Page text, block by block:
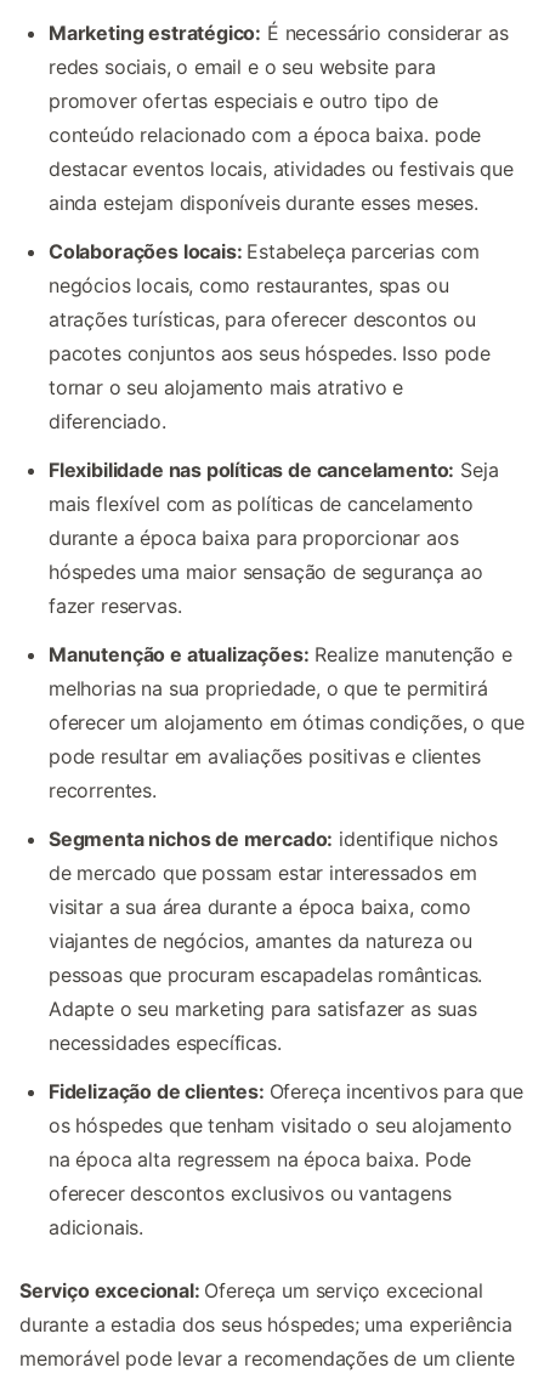
Marketing estratégico: É necessário considerar as
redes sociais, o email e o seu website para
promover ofertas especiais e outro tipo de
conteúdo relacionado com a época baixa. pode
destacar eventos locais, atividades ou festivais que
ainda estejam disponíveis durante esses meses.
Colaborações locais: Estabeleça parcerias com
negócios locais, como restaurantes, spas ou
atrações turísticas, para oferecer descontos ou
pacotes conjuntos aos seus hóspedes. Isso pode
tornar o seu alojamento mais atrativo e
diferenciado.
Flexibilidade nas políticas de cancelamento: Seja
mais flexível com as políticas de cancelamento
durante a época baixa para proporcionar aos
hóspedes uma maior sensação de segurança ao
fazer reservas.
Manutenção e atualizações: Realize manutenção e
melhorias na sua propriedade, o que te permitirá
oferecer um alojamento em ótimas condições, o que
pode resultar em avaliações positivas e clientes
recorrentes.
Segmenta nichos de mercado: identifique nichos
de mercado que possam estar interessados em
visitar a sua área durante a época baixa, como
viajantes de negócios, amantes da natureza ou
pessoas que procuram escapadelas românticas.
Adapte o seu marketing para satisfazer as suas
necessidades específicas.
Fidelização de clientes: Ofereça incentivos para que
os hóspedes que tenham visitado o seu alojamento
na época alta regressem na época baixa. Pode
oferecer descontos exclusivos ou vantagens
adicionais.
Serviço excecional: Ofereça um serviço excecional
durante a estadia dos seus hóspedes; uma experiência
memorável pode levar a recomendações de um cliente